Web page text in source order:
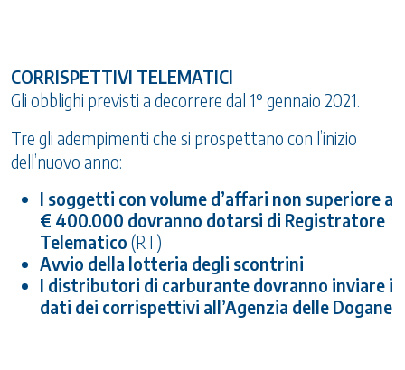
CORRISPETTIVI TELEMATICI
Gli obblighi previsti a decorrere dal 1° gennaio 2021.
Tre gli adempimenti che si prospettano con l’inizio
dell’nuovo anno:
I soggetti con volume d’affari non superiore a
€ 400.000 dovranno dotarsi di Registratore
Telematico (RT)
Avvio della lotteria degli scontrini
I distributori di carburante dovranno inviare i
dati dei corrispettivi all’Agenzia delle Dogane